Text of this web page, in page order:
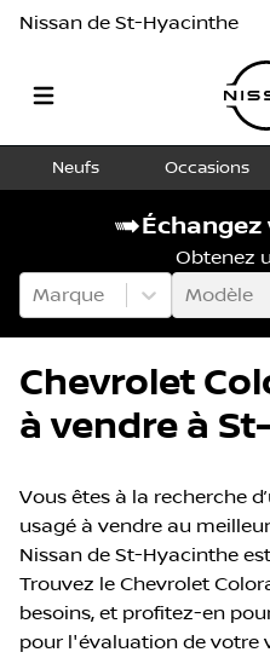
Nissan de St-Hyacinthe
Neufs Occasions
Obtenez
Marque
Modèle
Chevrolet
à vendre à
Vous êtes à la recherche
usagé à vendre au
Nissan de St-Hyacinthe
Trouvez le Chevrolet
besoins, et profitez-en
pour l'évaluation de votre